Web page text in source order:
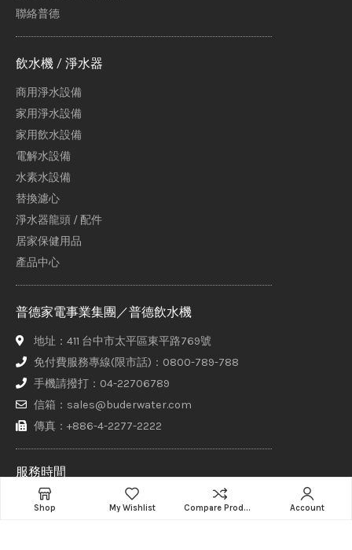
聯絡普德
飲水機 / 淨水器
商用淨水設備
家用淨水設備
家用飲水設備
電解水設備
水素水設備
替換濾心
淨水器龍頭 / 配件
居家保健用品
產品中心
普德家電事業集團／普德飲水機
地址：411 台中市太平區東平路769號
免付費服務專線(限市話)：0800-789-788
手機請撥打：04-22706789
信箱：sales@buderwater.com
傳真：+886-4-2277-2222
服務時間
週一至週五 8:00 - 17:30（正常上班日由專人接聽）
Shop My Wishlist Compare Products Account